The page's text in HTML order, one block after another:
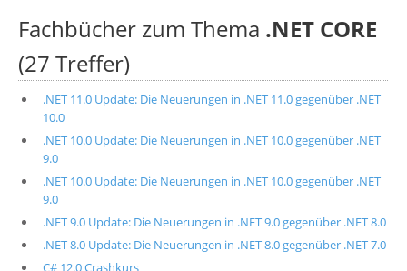
Fachbücher zum Thema .NET CORE
(27 Treffer)
.NET 11.0 Update: Die Neuerungen in .NET 11.0 gegenüber .NET
10.0
.NET 10.0 Update: Die Neuerungen in .NET 10.0 gegenüber .NET
9.0
.NET 10.0 Update: Die Neuerungen in .NET 10.0 gegenüber .NET
9.0
.NET 9.0 Update: Die Neuerungen in .NET 9.0 gegenüber .NET 8.0
.NET 8.0 Update: Die Neuerungen in .NET 8.0 gegenüber .NET 7.0
C# 12.0 Crashkurs